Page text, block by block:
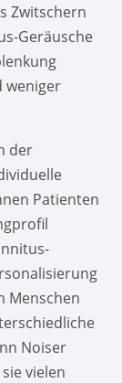
Zwitschern
Geräusche
weniger
der
Patienten
Menschen
Noiser
vielen